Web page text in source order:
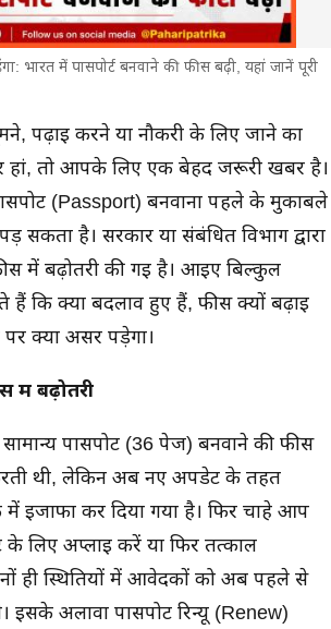
भारत में पासपोर्ट बनवाने की फीस बढ़ी, यहां जानें पूरी
पढ़ाई करने या नौकरी के लिए जाने का
हां, तो आपके लिए एक बेहद जरूरी खबर है।
(Passport) बनवाना पहले के मुकाबले
सकता है। सरकार या संबंधित विभाग द्वारा
में बढ़ोतरी की गई है। आइए बिल्कुल
कि क्या बदलाव हुए हैं, फीस क्यों बढ़ाई
क्या असर पड़ेगा।
में बढ़ोतरी
पासपोर्ट (36 पेज) बनवाने की फीस
थी, लेकिन अब नए अपडेट के तहत
इजाफा कर दिया गया है। फिर चाहे आप
के लिए अप्लाई करें या फिर तत्काल
ही स्थितियों में आवेदकों को अब पहले से
इसके अलावा पासपोर्ट रिन्यू (Renew)